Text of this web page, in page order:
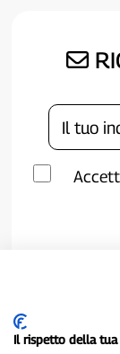
Il rispetto della